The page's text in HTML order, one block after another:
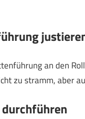
an den
zu stramm, aber